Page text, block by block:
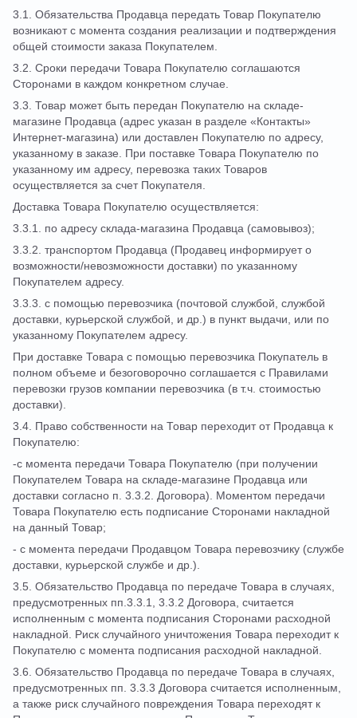
3.1. Обязательства Продавца передать Товар Покупателю
возникают с момента создания реализации и подтверждения
общей стоимости заказа Покупателем.
3.2. Сроки передачи Товара Покупателю соглашаются
Сторонами в каждом конкретном случае.
3.3. Товар может быть передан Покупателю на складе-
магазине Продавца (адрес указан в разделе «Контакты»
Интернет-магазина) или доставлен Покупателю по адресу,
указанному в заказе. При поставке Товара Покупателю по
указанному им адресу, перевозка таких Товаров
осуществляется за счет Покупателя.
Доставка Товара Покупателю осуществляется:
3.3.1. по адресу склада-магазина Продавца (самовывоз);
3.3.2. транспортом Продавца (Продавец информирует о
возможности/невозможности доставки) по указанному
Покупателем адресу.
3.3.3. с помощью перевозчика (почтовой службой, службой
доставки, курьерской службой, и др.) в пункт выдачи, или по
указанному Покупателем адресу.
При доставке Товара с помощью перевозчика Покупатель в
полном объеме и безоговорочно соглашается с Правилами
перевозки грузов компании перевозчика (в т.ч. стоимостью
доставки).
3.4. Право собственности на Товар переходит от Продавца к
Покупателю:
-с момента передачи Товара Покупателю (при получении
Покупателем Товара на складе-магазине Продавца или
доставки согласно п. 3.3.2. Договора). Моментом передачи
Товара Покупателю есть подписание Сторонами накладной
на данный Товар;
- с момента передачи Продавцом Товара перевозчику (службе
доставки, курьерской службе и др.).
3.5. Обязательство Продавца по передаче Товара в случаях,
предусмотренных пп.3.3.1, 3.3.2 Договора, считается
исполненным с момента подписания Сторонами расходной
накладной. Риск случайного уничтожения Товара переходит к
Покупателю с момента подписания расходной накладной.
3.6. Обязательство Продавца по передаче Товара в случаях,
предусмотренных пп. 3.3.3 Договора считается исполненным,
а также риск случайного повреждения Товара переходят к